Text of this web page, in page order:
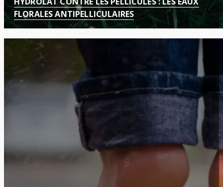
FLORALES ANTIPELLICULAIRES